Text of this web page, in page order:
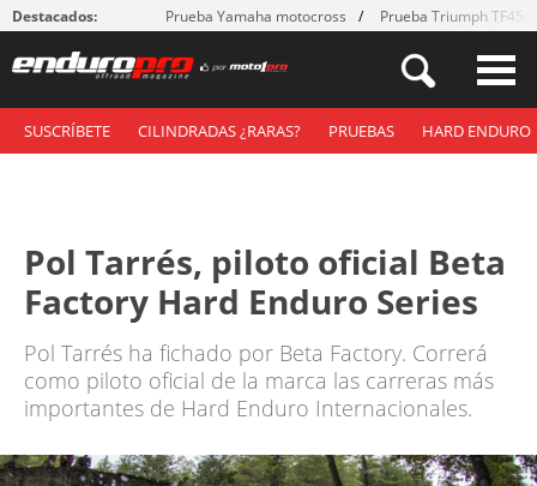
Destacados: Prueba Yamaha motocross Prueba Triumph
SUSCRÍBETE CILINDRADAS ¿RARAS? PRUEBAS HARD ENDURO
Pol Tarrés, piloto oficial Beta
Factory Hard Enduro Series
Pol Tarrés ha fichado por Beta Factory. Correrá
como piloto oficial de la marca las carreras más
importantes de Hard Enduro Internacionales.